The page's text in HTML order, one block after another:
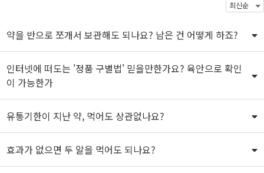
약을 반으로 쪼개서 보관해도 되나요? 남은 건 어떻게 하죠?
인터넷에 떠도는 '정품 구별법' 믿을만한가요? 육안으로 확인
이 가능한가
유통기한이 지난 약, 먹어도 상관없나요?
효과가 없으면 두 알을 먹어도 되나요?